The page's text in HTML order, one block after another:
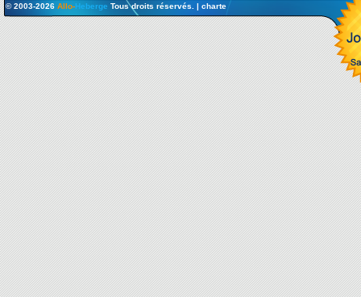
© 2003-2026 Allo-Heberge Tous droits réservés. | charte